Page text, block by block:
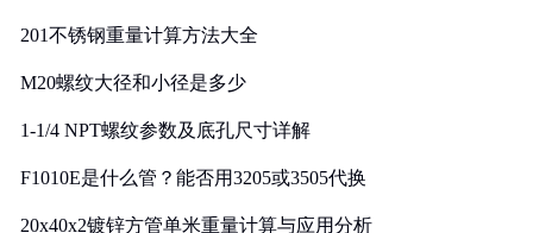
201不锈钢重量计算方法大全
M20螺纹大径和小径是多少
1-1/4 NPT螺纹参数及底孔尺寸详解
F1010E是什么管？能否用3205或3505代换
20x40x2镀锌方管单米重量计算与应用分析